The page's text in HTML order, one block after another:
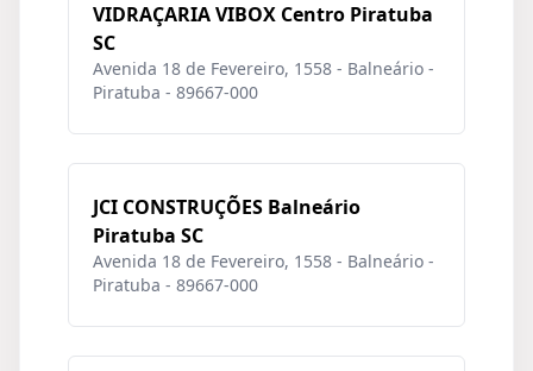
VIDRAÇARIA VIBOX Centro Piratuba
SC
Avenida 18 de Fevereiro, 1558 - Balneário -
Piratuba - 89667-000
JCI CONSTRUÇÕES Balneário
Piratuba SC
Avenida 18 de Fevereiro, 1558 - Balneário -
Piratuba - 89667-000